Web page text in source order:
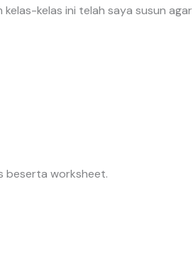
kelas ini telah saya susun
beserta worksheet.